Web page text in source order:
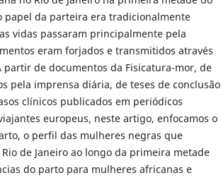
papel da parteira era tradicionalmente
vidas passaram principalmente pela
eram forjados e transmitidos através
de documentos da Fisicatura-mor, de
pela imprensa diária, de teses de conclusão
clínicos publicados em periódicos
europeus, neste artigo, enfocamos o
o perfil das mulheres negras que
de Janeiro ao longo da primeira metade
do parto para mulheres africanas e